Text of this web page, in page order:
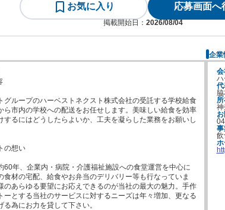
お気に入り 応募画面へ
掲載開始日： 2026/08/04
グループのハーベストネクスト株式会社の受託する学校給食
ら市内の学校への配送をお任せします。美味しい給食を効率
するにはどうしたらよいか、工夫を凝らした業務をお願いし
の想い
60年、企業内・病院・介護福祉施設への食堂運営を中心に
食材の宅配、給食やお弁当のデリバリー等も行なっていま
のあらゆる要望にお応えできるのが当社の最大の魅力。手作
ーとする当社のサービスに対するニーズは年々増加、更なる
る為にお力を貸して下さい。
企業
会
代
事
飲